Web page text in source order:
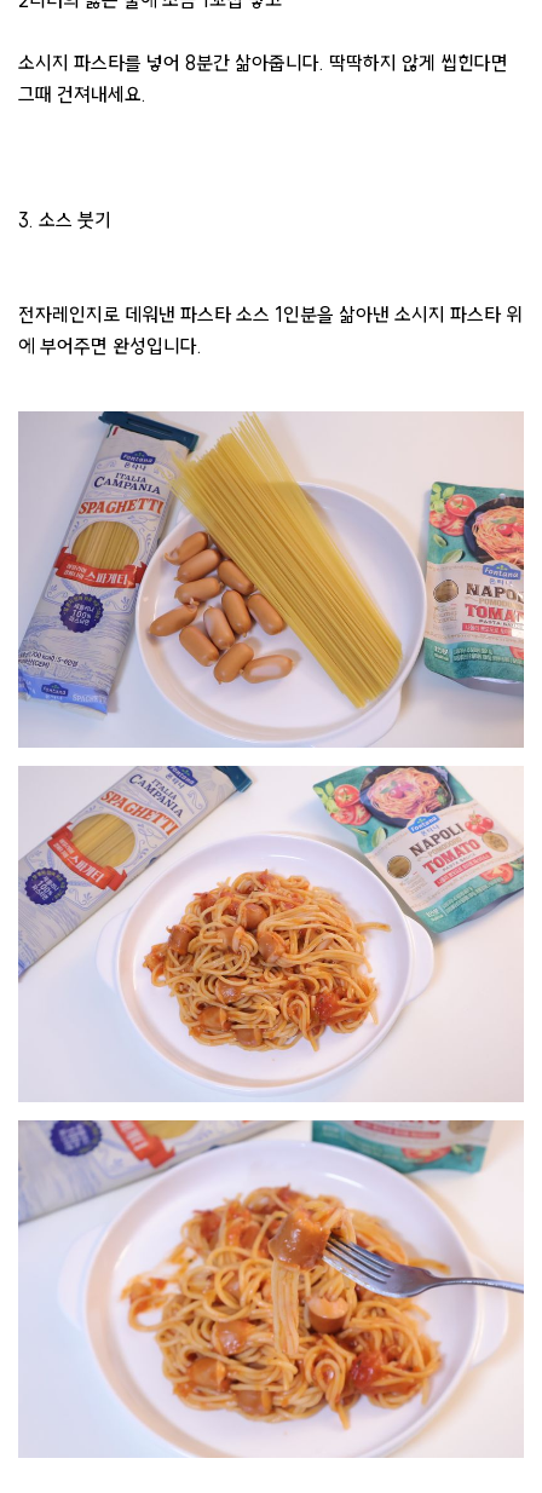
소시지 파스타를 넣어 8분간 삶아줍니다. 딱딱하지 않게 씹힌다면
그때 건져내세요.
3. 소스 붓기
전자레인지로 데워낸 파스타 소스 1인분을 삶아낸 소시지 파스타 위
에 부어주면 완성입니다.